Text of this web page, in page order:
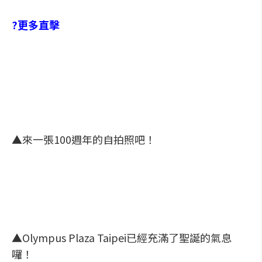
?更多直擊
▲來一張100週年的自拍照吧！
▲Olympus Plaza Taipei已經充滿了聖誕的氣息
囉！